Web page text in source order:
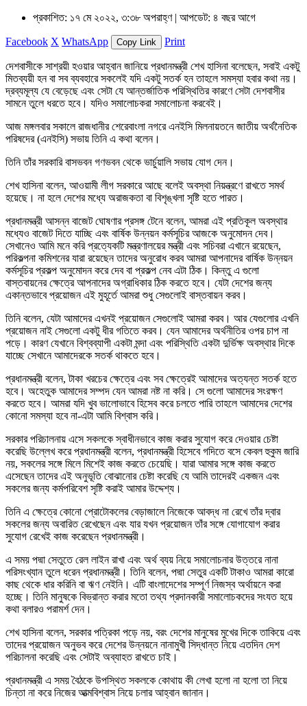
প্রকাশিত: ১৭ মে ২০২২, ৩:৩৮ অপরাহ্ণ | আপডেট: ৪ বছর আগে
Facebook X WhatsApp Copy Link Print
দেশবাসীকে সাশ্রয়ী হওয়ার আহ্বান জানিয়ে প্রধানমন্ত্রী শেখ হাসিনা বলেছেন, সবাই একটু
মিতব্যয়ী হন বা সব ব্যবহারে সকলেই যদি একটু সতর্ক হন তাহলে সমস্যা হবার কথা নয়।
দ্রব্যমূল্য যে বেড়েছে এবং সেটা যে আন্তর্জাতিক পরিস্থিতির কারণে সেটা দেশবাসীর
সামনে তুলে ধরতে হবে। যদিও সমালোচকরা সমালোচনা করবেই।
আজ মঙ্গলবার সকালে রাজধানীর শেরেবাংলা নগরে এনইসি মিলনায়তনে জাতীয় অর্থনৈতিক
পরিষদের (এনইসি) সভায় তিনি এ কথা বলেন।
তিনি তাঁর সরকারি বাসভবন গণভবন থেকে ভার্চুয়ালি সভায় যোগ দেন।
শেখ হাসিনা বলেন, আওয়ামী লীগ সরকারে আছে বলেই অবস্থা নিয়ন্ত্রণে রাখতে সমর্থ
হয়েছে। না হলে দেশের মধ্যে অরাজকতা বা বিশৃঙ্খলা সৃষ্টি হতে পারত।
প্রধানমন্ত্রী আসন্ন বাজেট ঘোষণার প্রসঙ্গ টেনে বলেন, আমরা এই প্রতিকূল অবস্থার
মধ্যেও বাজেট দিতে যাচ্ছি এবং বার্ষিক উন্নয়ন কর্মসূচির আজকে অনুমোদন দেব।
সেখানেও আমি মনে করি প্রত্যেকটি মন্ত্রণালয়ের মন্ত্রী এবং সচিবরা এখানে রয়েছেন,
পরিকল্পনা কমিশনের যারা রয়েছেন তাদের অনুরোধ করব আমরা আপনাদের বার্ষিক উন্নয়ন
কর্মসূচির প্রকল্প অনুমোদন করে দেব বা প্রকল্প নেব এটা ঠিক। কিন্তু এ গুলো
বাস্তবায়নের ক্ষেত্রে আপনাদের অগ্রাধিকার ঠিক করতে হবে। যেটা দেশের জন্য
একান্তভাবে প্রয়োজন এই মুহূর্তে আমরা শুধু সেগুলোই বাস্তবায়ন করব।
তিনি বলেন, যেটা আমাদের এখনই প্রয়োজন সেগুলোই আমরা করব। আর যেগুলোর এখনি
প্রয়োজন নাই সেগুলো একটু ধীর গতিতে করব। যেন আমাদের অর্থনীতির ওপর চাপ না
পড়ে। কারণ যেখানে বিশ্বব্যাপী একটা মন্দা এবং পরিস্থিতি একটা দুর্ভিক্ষ অবস্থার দিকে
যাচ্ছে সেখানে আমাদেরকে সতর্ক থাকতে হবে।
প্রধানমন্ত্রী বলেন, টাকা খরচের ক্ষেত্রে এবং সব ক্ষেত্রেই আমাদের অত্যন্ত সতর্ক হতে
হবে। অহেতুক আমাদের সম্পদ যেন আমরা নষ্ট না করি। সে গুলো আমাদের সংরক্ষণ
করতে হবে। আমরা যদি খুব ভালোভাবে হিসেব করে চলতে পারি তাহলে আমাদের দেশের
কোনো সমস্যা হবে না-এটা আমি বিশ্বাস করি।
সরকার পরিচালনায় এসে সকলকে স্বাধীনভাবে কাজ করার সুযোগ করে দেওয়ার চেষ্টা
করেছি উল্লেখ করে প্রধানমন্ত্রী বলেন, প্রধানমন্ত্রী হিসেবে গদিতে বসে কেবল হুকুম জারি
নয়, সকলের সঙ্গে মিলে মিশেই কাজ করতে চেয়েছি। যারা আমার সঙ্গে কাজ করতে
এসেছেন তাদের এই অনুভূতি বোঝানোর চেষ্টা করেছি যে আমি তাদেরই একজন এবং
সকলের জন্য কর্মপরিবেশ সৃষ্টি করাই আমার উদ্দেশ্য।
তিনি এ ক্ষেত্রে কোনো প্রোটোকলের বেড়াজালে নিজেকে আবদ্ধ না রেখে তাঁর দ্বার
সকলের জন্য অবারিত রেখেছেন এবং যার যখন প্রয়োজন তাঁর সঙ্গে যোগাযোগ করার
সুযোগ রেখেই কাজ করেছেন প্রধানমন্ত্রী।
এ সময় পদ্মা সেতুতে রেল লাইন রাখা এবং অর্থ ব্যয় নিয়ে সমালোচনার উত্তরে নানা
পরিসংখ্যান তুলে ধরেন প্রধানমন্ত্রী। তিনি বলেন, পদ্মা সেতুর একটি টাকাও আমরা কারো
কাছ থেকে ধার করিনি বা ঋণ নেইনি। এটি বাংলাদেশের সম্পূর্ণ নিজস্ব অর্থায়নে করা
হচ্ছে। তিনি মানুষকে বিভ্রান্ত করার মতো তথ্য প্রদানকারী সমালোচকদের সংযত হয়ে
কথা বলারও পরামর্শ দেন।
শেখ হাসিনা বলেন, সরকার পত্রিকা পড়ে নয়, বরং দেশের মানুষের মুখের দিকে তাকিয়ে এবং
তাদের প্রয়োজন অনুভব করে দেশের উন্নয়নে নানামুখী সিদ্ধান্ত নিয়ে এতদিন দেশ
পরিচালনা করেছি এবং সেটাই অব্যাহত রাখতে চাই।
প্রধানমন্ত্রী এ সময় বৈঠকে উপস্থিত সকলকে কোথায় কী লেখা হলো না হলো তা নিয়ে
চিন্তা না করে নিজের আত্মবিশ্বাস নিয়ে চলার আহ্বান জানান।